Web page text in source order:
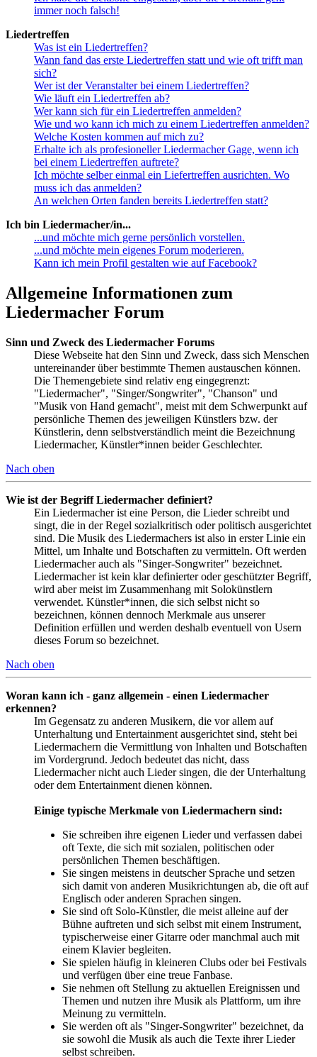
immer noch falsch!
Liedertreffen
Was ist ein Liedertreffen?
Wann fand das erste Liedertreffen statt und wie oft trifft man
sich?
Wer ist der Veranstalter bei einem Liedertreffen?
Wie läuft ein Liedertreffen ab?
Wer kann sich für ein Liedertreffen anmelden?
Wie und wo kann ich mich zu einem Liedertreffen anmelden?
Welche Kosten kommen auf mich zu?
Erhalte ich als profesioneller Liedermacher Gage, wenn ich
bei einem Liedertreffen auftrete?
Ich möchte selber einmal ein Liefertreffen ausrichten. Wo
muss ich das anmelden?
An welchen Orten fanden bereits Liedertreffen statt?
Ich bin Liedermacher/in...
...und möchte mich gerne persönlich vorstellen.
...und möchte mein eigenes Forum moderieren.
Kann ich mein Profil gestalten wie auf Facebook?
Allgemeine Informationen zum
Liedermacher Forum
Sinn und Zweck des Liedermacher Forums
Diese Webseite hat den Sinn und Zweck, dass sich Menschen
untereinander über bestimmte Themen austauschen können.
Die Themengebiete sind relativ eng eingegrenzt:
"Liedermacher", "Singer/Songwriter", "Chanson" und
"Musik von Hand gemacht", meist mit dem Schwerpunkt auf
persönliche Themen des jeweiligen Künstlers bzw. der
Künstlerin, denn selbstverständlich meint die Bezeichnung
Liedermacher, Künstler*innen beider Geschlechter.
Nach oben
Wie ist der Begriff Liedermacher definiert?
Ein Liedermacher ist eine Person, die Lieder schreibt und
singt, die in der Regel sozialkritisch oder politisch ausgerichtet
sind. Die Musik des Liedermachers ist also in erster Linie ein
Mittel, um Inhalte und Botschaften zu vermitteln. Oft werden
Liedermacher auch als "Singer-Songwriter" bezeichnet.
Liedermacher ist kein klar definierter oder geschützter Begriff,
wird aber meist im Zusammenhang mit Solokünstlern
verwendet. Künstler*innen, die sich selbst nicht so
bezeichnen, können dennoch Merkmale aus unserer
Definition erfüllen und werden deshalb eventuell von Usern
dieses Forum so bezeichnet.
Nach oben
Woran kann ich - ganz allgemein - einen Liedermacher
erkennen?
Im Gegensatz zu anderen Musikern, die vor allem auf
Unterhaltung und Entertainment ausgerichtet sind, steht bei
Liedermachern die Vermittlung von Inhalten und Botschaften
im Vordergrund. Jedoch bedeutet das nicht, dass
Liedermacher nicht auch Lieder singen, die der Unterhaltung
oder dem Entertainment dienen können.
Einige typische Merkmale von Liedermachern sind:
Sie schreiben ihre eigenen Lieder und verfassen dabei
oft Texte, die sich mit sozialen, politischen oder
persönlichen Themen beschäftigen.
Sie singen meistens in deutscher Sprache und setzen
sich damit von anderen Musikrichtungen ab, die oft auf
Englisch oder anderen Sprachen singen.
Sie sind oft Solo-Künstler, die meist alleine auf der
Bühne auftreten und sich selbst mit einem Instrument,
typischerweise einer Gitarre oder manchmal auch mit
einem Klavier begleiten.
Sie spielen häufig in kleineren Clubs oder bei Festivals
und verfügen über eine treue Fanbase.
Sie nehmen oft Stellung zu aktuellen Ereignissen und
Themen und nutzen ihre Musik als Plattform, um ihre
Meinung zu vermitteln.
Sie werden oft als "Singer-Songwriter" bezeichnet, da
sie sowohl die Musik als auch die Texte ihrer Lieder
selbst schreiben.